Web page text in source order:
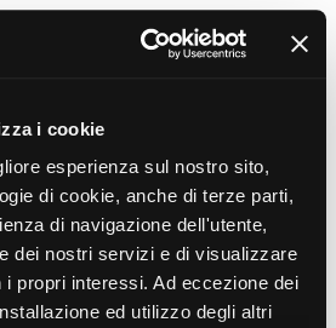
i cookie
esperienza sul nostro sito,
di cookie, anche di terze parti,
di navigazione dell'utente,
dei nostri servizi e di visualizzare
i propri interessi. Ad eccezione dei
ed utilizzo degli altri